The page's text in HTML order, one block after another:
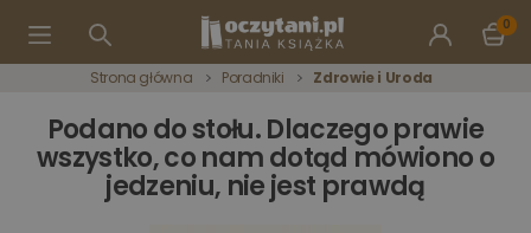
0
Strona główna Poradniki Zdrowie i Uroda
Podano do stołu. Dlaczego prawie
wszystko, co nam dotąd mówiono o
jedzeniu, nie jest prawdą